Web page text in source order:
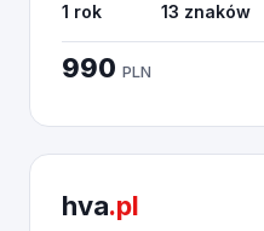
1 rok 13 znaków
990 PLN
hva.pl